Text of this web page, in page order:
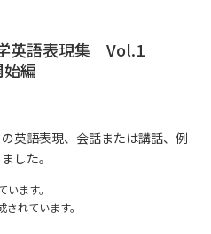
英語表現集 Vol.1
始編
英語表現、会話または講話、例
した。
ます。
れています。